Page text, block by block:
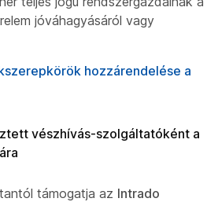
jóváhagyásáról vagy
hozzárendelése a
vészhívás-szolgáltatóként a
támogatja az Intrado